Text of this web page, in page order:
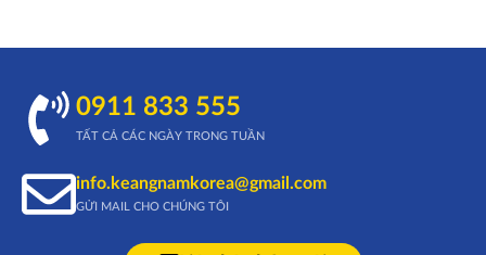
0911 833 555
TẤT CẢ CÁC NGÀY TRONG TUẦN
info.keangnamkorea@gmail.com
GỬI MAIL CHO CHÚNG TÔI